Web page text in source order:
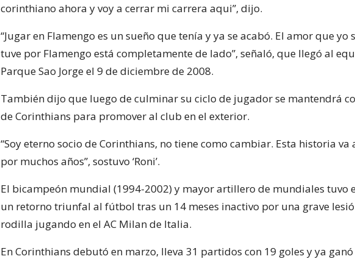
corinthiano ahora y voy a cerrar mi carrera aqui”, dijo.
“Jugar en Flamengo es un sueño que tenía y ya se acabó. El amor que yo
tuve por Flamengo está completamente de lado”, señaló, que llegó al
Parque Sao Jorge el 9 de diciembre de 2008.
También dijo que luego de culminar su ciclo de jugador se mantendrá
de Corinthians para promover al club en el exterior.
“Soy eterno socio de Corinthians, no tiene como cambiar. Esta historia va
por muchos años”, sostuvo ‘Roni’.
El bicampeón mundial (1994-2002) y mayor artillero de mundiales tuvo
un retorno triunfal al fútbol tras un 14 meses inactivo por una grave
rodilla jugando en el AC Milan de Italia.
En Corinthians debutó en marzo, lleva 31 partidos con 19 goles y ya